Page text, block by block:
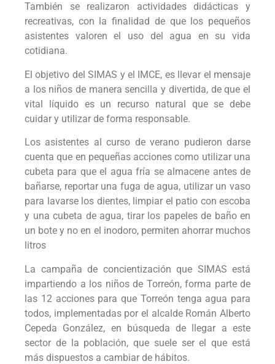
También se realizaron actividades didácticas y
recreativas, con la finalidad de que los pequeños
asistentes valoren el uso del agua en su vida
cotidiana.
El objetivo del SIMAS y el IMCE, es llevar el mensaje
a los niños de manera sencilla y divertida, de que el
vital líquido es un recurso natural que se debe
cuidar y utilizar de forma responsable.
Los asistentes al curso de verano pudieron darse
cuenta que en pequeñas acciones como utilizar una
cubeta para que el agua fría se almacene antes de
bañarse, reportar una fuga de agua, utilizar un vaso
para lavarse los dientes, limpiar el patio con escoba
y una cubeta de agua, tirar los papeles de baño en
un bote y no en el inodoro, permiten ahorrar muchos
litros
La campaña de concientización que SIMAS está
impartiendo a los niños de Torreón, forma parte de
las 12 acciones para que Torreón tenga agua para
todos, implementadas por el alcalde Román Alberto
Cepeda González, en búsqueda de llegar a este
sector de la población, que suele ser el que está
más dispuestos a cambiar de hábitos.